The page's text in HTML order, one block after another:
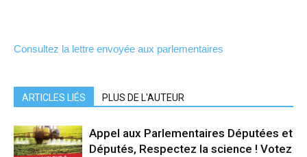
Consultez la lettre envoyée aux parlementaires
ARTICLES LIÉS PLUS DE L'AUTEUR
Appel aux Parlementaires Députées et
Députés, Respectez la science ! Votez